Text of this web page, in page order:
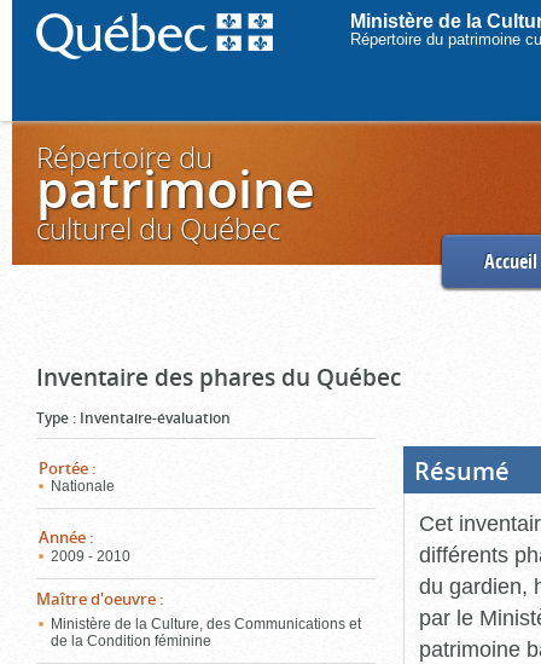
Ministère de la
Répertoire du patrimoine
Répertoire du
patrimoine
culturel du Québec
Accueil
Inventaire des phares du Québec
Type : Inventaire-évaluation
Portée :
Nationale
Année :
2009 - 2010
Maître d'oeuvre :
Ministère de la Culture, des Communications et
de la Condition féminine
Résumé
Cet
différents
du gardien,
par le
patrimoine